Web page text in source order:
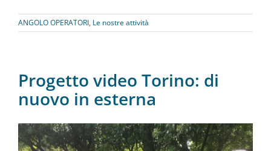
ANGOLO OPERATORI, Le nostre attività
Progetto video Torino: di
nuovo in esterna